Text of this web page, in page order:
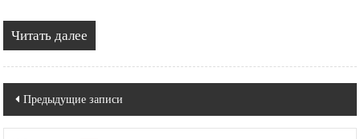
Читать далее
Навигация
по
Предыдущие записи